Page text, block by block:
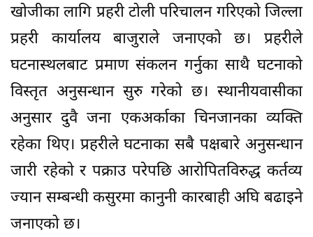
खोजीका लागि प्रहरी टोली परिचालन गरिएको जिल्ला
प्रहरी कार्यालय बाजुराले जनाएको छ। प्रहरीले
घटनास्थलबाट प्रमाण संकलन गर्नुका साथै घटनाको
विस्तृत अनुसन्धान सुरु गरेको छ। स्थानीयवासीका
अनुसार दुवै जना एकअर्काका चिनजानका व्यक्ति
रहेका थिए। प्रहरीले घटनाका सबै पक्षबारे अनुसन्धान
जारी रहेको र पक्राउ परेपछि आरोपितविरुद्ध कर्तव्य
ज्यान सम्बन्धी कसुरमा कानुनी कारबाही अघि बढाइने
जनाएको छ।